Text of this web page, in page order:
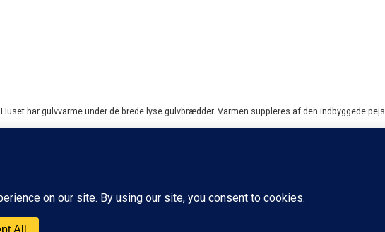
Huset har gulvvarme under de brede lyse gulvbrædder. Varmen suppleres af den indbyggede